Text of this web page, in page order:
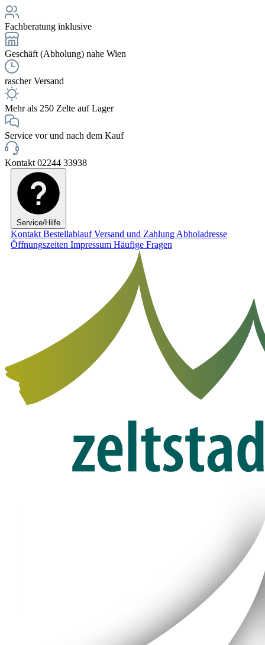
Fachberatung inklusive
Geschäft (Abholung) nahe Wien
rascher Versand
Mehr als 250 Zelte auf Lager
Service vor und nach dem Kauf
Kontakt 02244 33938
Service/Hilfe
Kontakt BestellablaufVersand und Zahlung Abholadresse
Öffnungszeiten Impressum Häufige Fragen